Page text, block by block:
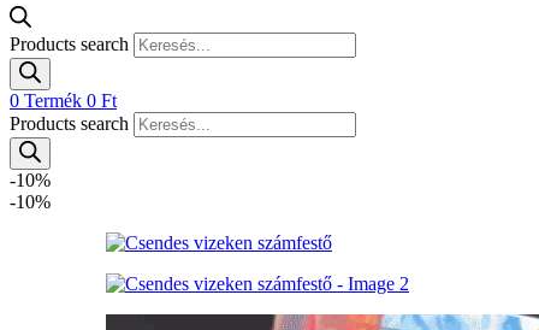
Products search
0 Termék 0 Ft
Products search
-10%
-10%